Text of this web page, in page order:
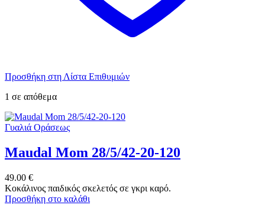
Προσθήκη στη Λίστα Επιθυμιών
1 σε απόθεμα
Γυαλιά Οράσεως
Maudal Mom 28/5/42-20-120
49.00 €
Κοκάλινος παιδικός σκελετός σε γκρι καρό.
Προσθήκη στο καλάθι